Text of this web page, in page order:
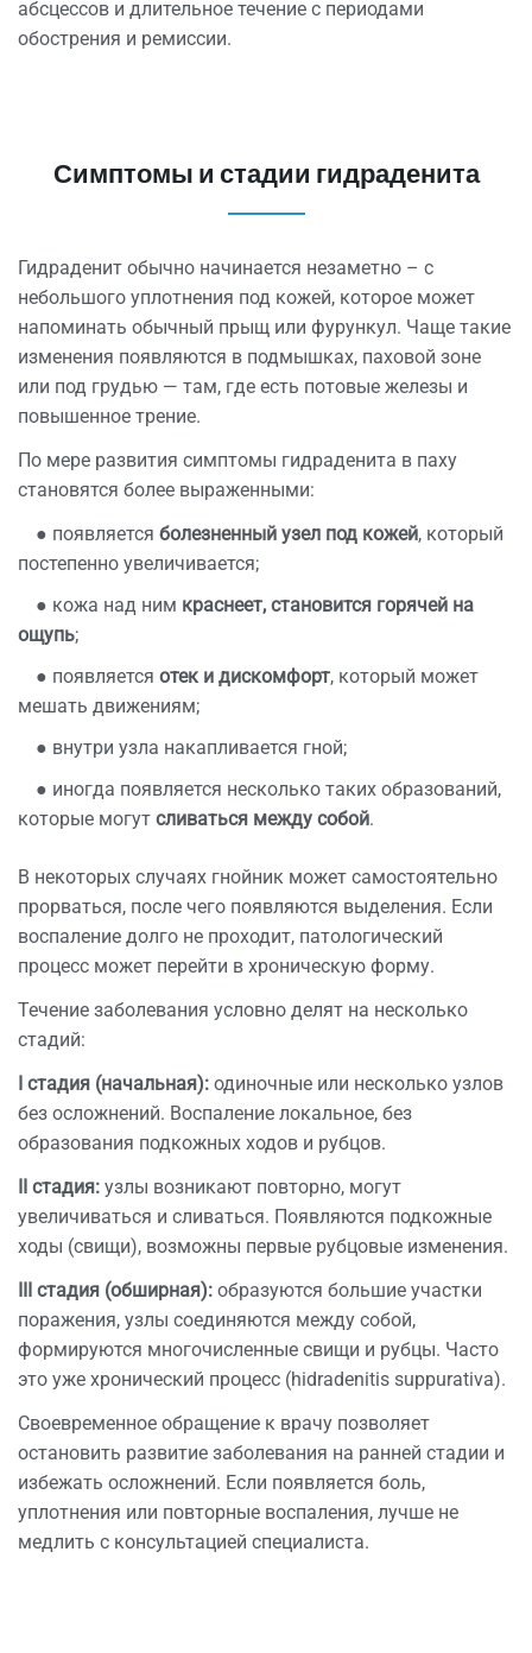
абсцессов и длительное течение с периодами
обострения и ремиссии.
Симптомы и стадии гидраденита
Гидраденит обычно начинается незаметно – с
небольшого уплотнения под кожей, которое может
напоминать обычный прыщ или фурункул. Чаще такие
изменения появляются в подмышках, паховой зоне
или под грудью — там, где есть потовые железы и
повышенное трение.
По мере развития симптомы гидраденита в паху
становятся более выраженными:
● появляется болезненный узел под кожей, который
постепенно увеличивается;
● кожа над ним краснеет, становится горячей на
ощупь;
● появляется отек и дискомфорт, который может
мешать движениям;
● внутри узла накапливается гной;
● иногда появляется несколько таких образований,
которые могут сливаться между собой.
В некоторых случаях гнойник может самостоятельно
прорваться, после чего появляются выделения. Если
воспаление долго не проходит, патологический
процесс может перейти в хроническую форму.
Течение заболевания условно делят на несколько
стадий:
I стадия (начальная): одиночные или несколько узлов
без осложнений. Воспаление локальное, без
образования подкожных ходов и рубцов.
II стадия: узлы возникают повторно, могут
увеличиваться и сливаться. Появляются подкожные
ходы (свищи), возможны первые рубцовые изменения.
III стадия (обширная): образуются большие участки
поражения, узлы соединяются между собой,
формируются многочисленные свищи и рубцы. Часто
это уже хронический процесс (hidradenitis suppurativa).
Своевременное обращение к врачу позволяет
остановить развитие заболевания на ранней стадии и
избежать осложнений. Если появляется боль,
уплотнения или повторные воспаления, лучше не
медлить с консультацией специалиста.